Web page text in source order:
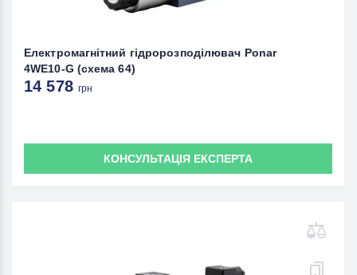
Електромагнітний гідророзподілювач Ponar
4WE10-G (схема 64)
14 578грн
КОНСУЛЬТАЦІЯ ЕКСПЕРТА